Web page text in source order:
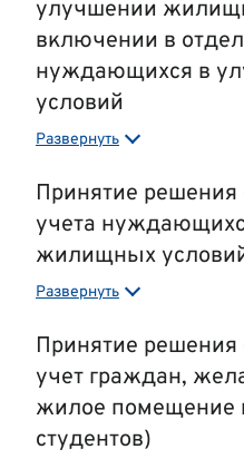
улучшении
включении в
нуждающихся в
условий
Период оформления:
Размер оплаты:бесплатно
Перечень документов,
гражданин:
заявление
свидетельства о
детей, принимаемых на
улучшении жилищных
(состоящих) на таком
(восстановлении на
Развернуть
Принятие решения
учета
жилищных
Период оформления:
Размер оплаты:бесплатно
Перечень документов,
гражданин:
заявление,
Развернуть
Принятие решения
учет граждан,
жилое помещение
студентов)